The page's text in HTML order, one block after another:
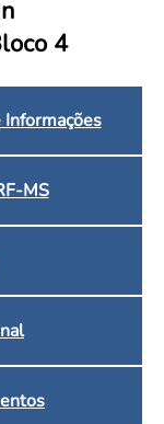
e Drogaria
no CRF/MS
4
Informações
MS